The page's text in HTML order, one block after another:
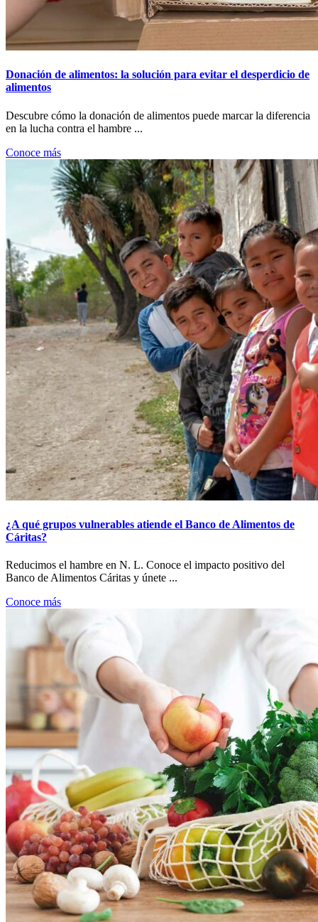
Donación de alimentos: la solución para evitar el desperdicio de
alimentos
Descubre cómo la donación de alimentos puede marcar la diferencia
en la lucha contra el hambre ...
Conoce más
¿A qué grupos vulnerables atiende el Banco de Alimentos de
Cáritas?
Reducimos el hambre en N. L. Conoce el impacto positivo del
Banco de Alimentos Cáritas y únete ...
Conoce más